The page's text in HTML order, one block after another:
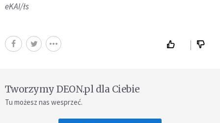
eKAI/łs
Tworzymy DEON.pl dla Ciebie
Tu możesz nas wesprzeć.